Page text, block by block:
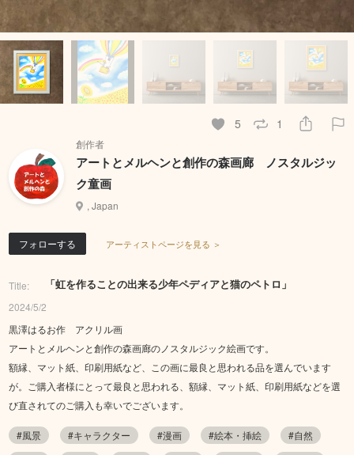
5 1
創作者
アートとメルヘンと創作の森画廊 ノスタルジッ
ク童画
, Japan
フォローする アーティストページを見る ＞
Title: 「虹を作ることの出来る少年ペディアと猫のペトロ」
2024/5/2
黒澤はるお作 アクリル画
アートとメルヘンと創作の森画廊のノスタルジック絵画です。
額縁、マット紙、印刷用紙など、この画に最良と思われる品を選んでいます
が。ご購入者様にとって最良と思われる、額縁、マット紙、印刷用紙などを選
び直されてのご購入も幸いでございます。
#風景 #キャラクター #漫画 #絵本・挿絵
#自然